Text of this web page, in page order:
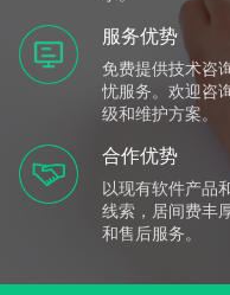
服务优势
免费提供技术咨
忧服务。欢迎咨
级和维护方案。
合作优势
以现有软件产品
线索，居间费丰
和售后服务。